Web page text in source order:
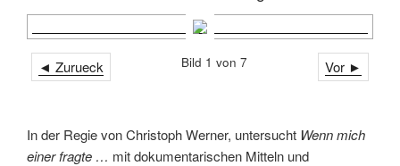
◄ Zurueck Vor ►
Bild 1 von 7
In der Regie von Christoph Werner, untersucht Wenn mich
einer fragte … mit dokumentarischen Mitteln und